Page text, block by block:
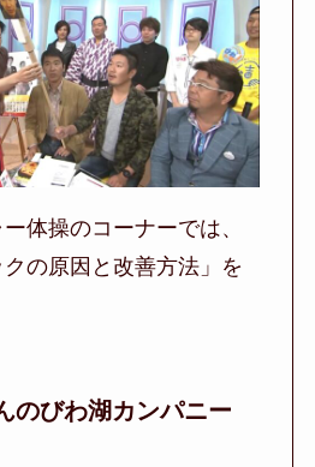
体操のコーナーでは、
クの原因と改善方法」を
のびわ湖カンパニー